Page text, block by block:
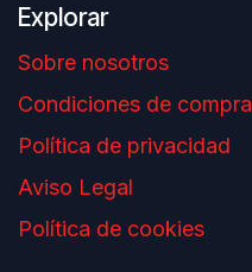
Explorar
Sobre nosotros
Condiciones de compra
Política de privacidad
Aviso Legal
Política de cookies